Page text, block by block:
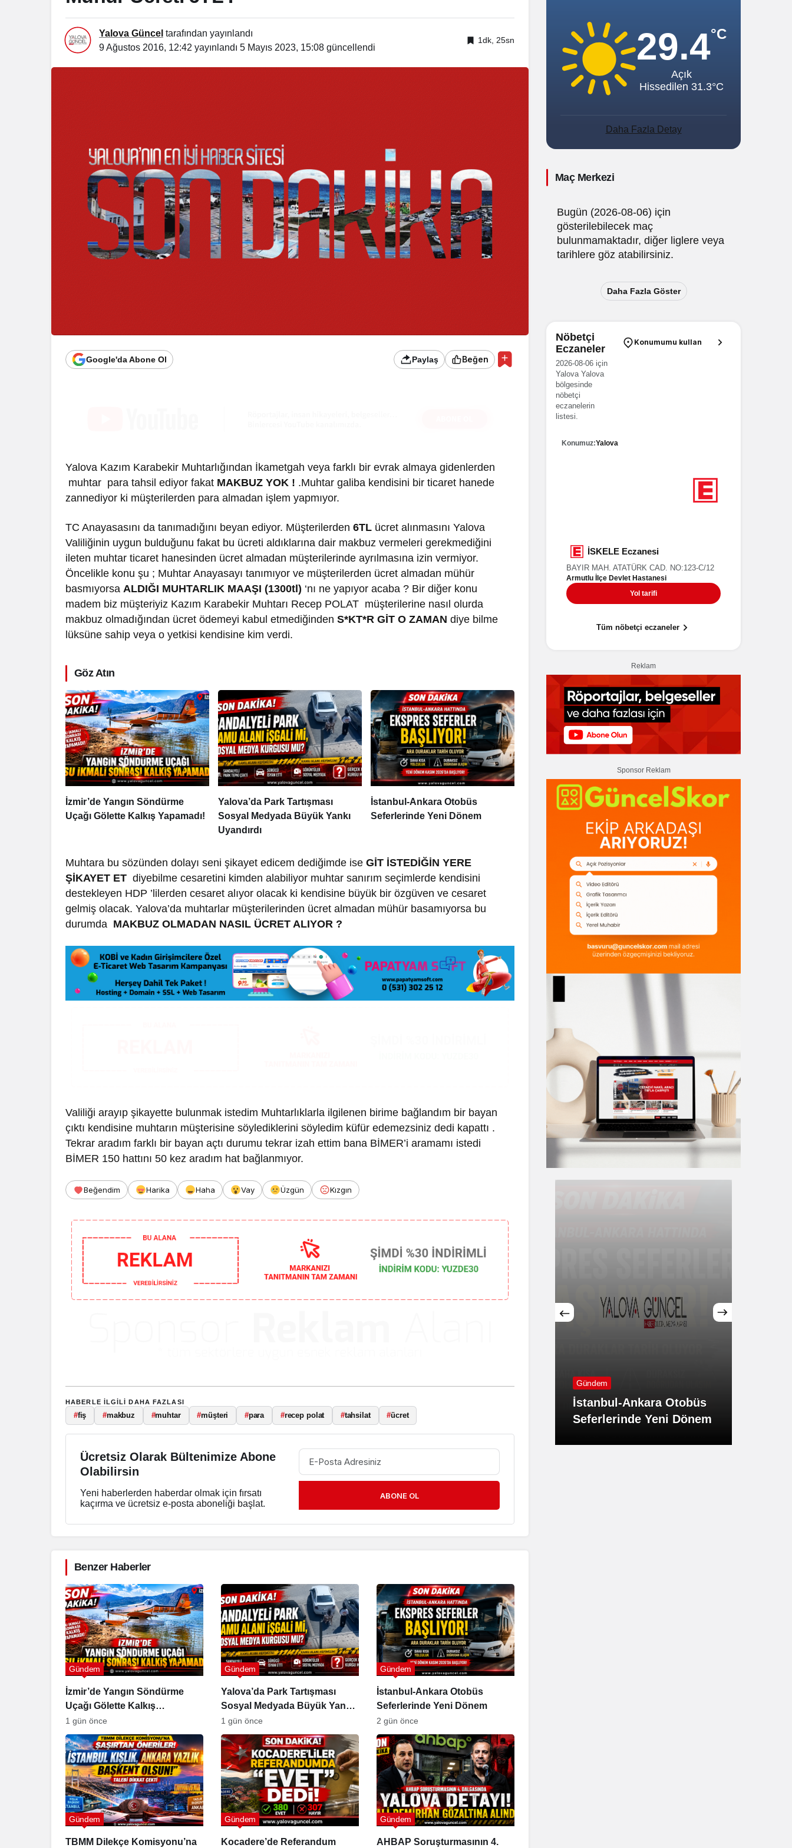
Sistem modunu seçin.
Yalova Güncel tarafından yayınlandı
9 Ağustos 2016, 12:42 yayınlandı 5 Mayıs 2023, 15:08 güncellendi
1dk, 25sn
Google'da Abone Ol Paylaş Beğen
Yalova Kazım Karabekir Muhtarlığından İkametgah veya farklı bir evrak almaya gidenlerden
muhtar para tahsil ediyor fakat MAKBUZ YOK ! .Muhtar galiba kendisini bir ticaret hanede
zannediyor ki müşterilerden para almadan işlem yapmıyor.
TC Anayasasını da tanımadığını beyan ediyor. Müşterilerden6TL ücret alınmasını Yalova
Valiliğinin uygun bulduğunu fakat bu ücreti aldıklarına dair makbuz vermeleri gerekmediğini
ileten muhtar ticaret hanesinden ücret almadan müşterilerinde ayrılmasına izin vermiyor.
Öncelikle konu şu ; Muhtar Anayasayı tanımıyor ve müşterilerden ücret almadan mühür
basmıyorsaALDIĞI MUHTARLIK MAAŞI (1300tl) ‘nı ne yapıyor acaba ? Bir diğer konu
madem biz müşteriyiz Kazım Karabekir Muhtarı Recep POLAT müşterilerine nasıl olurda
makbuz olmadığından ücret ödemeyi kabul etmediğindenS*KT*R GİT O ZAMAN diye bilme
lüksüne sahip veya o yetkisi kendisine kim verdi.
Göz Atın
İzmir’de Yangın Söndürme
Uçağı Gölette Kalkış Yapamadı!
Yalova’da Park Tartışması
Sosyal Medyada Büyük Yankı
Uyandırdı
İstanbul-Ankara Otobüs
Seferlerinde Yeni Dönem
Muhtara bu sözünden dolayı seni şikayet edicem dediğimde iseGİT İSTEDİĞİN YERE
ŞİKAYET ET diyebilme cesaretini kimden alabiliyor muhtar sanırım seçimlerde kendisini
destekleyen HDP ’lilerden cesaret alıyor olacak ki kendisine büyük bir özgüven ve cesaret
gelmiş olacak. Yalova’da muhtarlar müşterilerinden ücret almadan mühür basamıyorsa bu
durumda MAKBUZ OLMADAN NASIL ÜCRET ALIYOR ?
Valiliği arayıp şikayette bulunmak istedim Muhtarlıklarla ilgilenen birime bağlandım bir bayan
çıktı kendisine muhtarın müşterisine söylediklerini söyledim küfür edemezsiniz dedi kapattı .
Tekrar aradım farklı bir bayan açtı durumu tekrar izah ettim bana BİMER’i aramamı istedi
BİMER 150 hattını 50 kez aradım hat bağlanmıyor.
Beğendim Harika Haha Vay Üzgün Kızgın
HABERLE ILGILI DAHA FAZLASI
#fiş #makbuz #muhtar #müşteri #para #recep polat #tahsilat #ücret
Ücretsiz Olarak Bültenimize Abone
Olabilirsin
Yeni haberlerden haberdar olmak için fırsatı
kaçırma ve ücretsiz e-posta aboneliği başlat.
ABONE OL
Benzer Haberler
İzmir’de Yangın Söndürme
Uçağı Gölette Kalkış
Yapamadı!
Gündem
1 gün önce
Yalova’da Park Tartışması
Sosyal Medyada Büyük Yankı
Uyandırdı
Gündem
1 gün önce
İstanbul-Ankara Otobüs
Seferlerinde Yeni Dönem
Gündem
2 gün önce
TBMM Dilekçe Komisyonu’na
Gündem
Kocadere’de Referandum
Gündem
AHBAP Soruşturmasının 4.
Gündem
29.4°C
Açık
Hissedilen 31.3°C
Daha Fazla Detay
Maç Merkezi
Bugün (2026-08-06) için
gösterilebilecek maç
bulunmamaktadır, diğer liglere veya
tarihlere göz atabilirsiniz.
Daha Fazla Göster
Nöbetçi
Eczaneler
2026-08-06 için
Yalova Yalova
bölgesinde
nöbetçi
eczanelerin
listesi.
Konumuz:Yalova
Konumumu kullan
UMUT Eczanesi
HÜRRİYET MAH. BAĞDAT CAD. NO:32/3
Ara Yol tarifi
Uyandırdı
Dönemeç
Etkisini Gösteriyor
İstanbul-Ankara Otobüs
Seferlerinde Yeni Dönem